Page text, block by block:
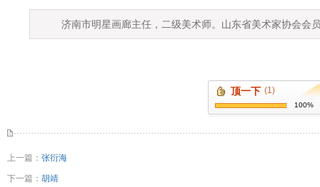
济南市明星画廊主任，二级美术师。山东省美术家协会会
顶一下 (1)
100%
上一篇： 张衍海
下一篇： 胡靖